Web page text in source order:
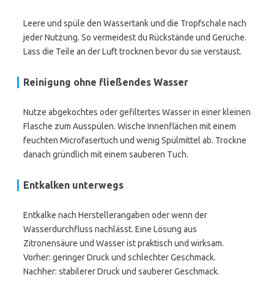
Leere und spüle den Wassertank und die Tropfschale nach
jeder Nutzung. So vermeidest du Rückstände und Gerüche.
Lass die Teile an der Luft trocknen bevor du sie verstaust.
Reinigung ohne fließendes Wasser
Nutze abgekochtes oder gefiltertes Wasser in einer kleinen
Flasche zum Ausspülen. Wische Innenflächen mit einem
feuchten Microfasertuch und wenig Spülmittel ab. Trockne
danach gründlich mit einem sauberen Tuch.
Entkalken unterwegs
Entkalke nach Herstellerangaben oder wenn der
Wasserdurchfluss nachlässt. Eine Lösung aus
Zitronensäure und Wasser ist praktisch und wirksam.
Vorher: geringer Druck und schlechter Geschmack.
Nachher: stabilerer Druck und sauberer Geschmack.